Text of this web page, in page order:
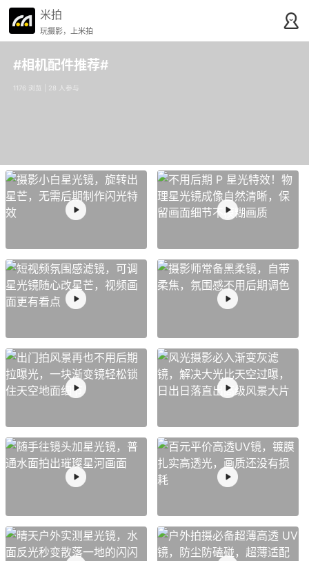
米拍
玩摄影，上米拍
#相机配件推荐#
1176 浏览 | 28 人参与